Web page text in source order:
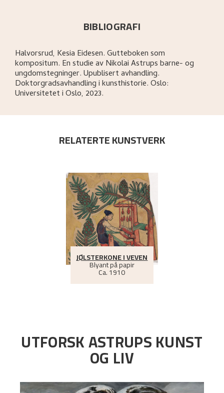
BIBLIOGRAFI
Halvorsrud, Kesia Eidesen.Gutteboken som
kompositum. En studie av Nikolai Astrups barne- og
ungdomstegninger.Upublisert avhandling.
Doktorgradsavhandling i kunsthistorie.Oslo:
Universitetet i Oslo, 2023.
RELATERTE KUNSTVERK
JØLSTERKONE I VEVEN
Blyant på papir
Ca.1910
UTFORSK ASTRUPS KUNST
OG LIV